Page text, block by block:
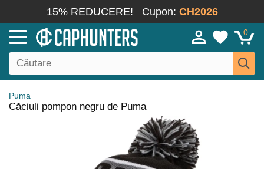
15% REDUCERE! Cupon: CH2026
0
Puma
Căciuli pompon negru de Puma